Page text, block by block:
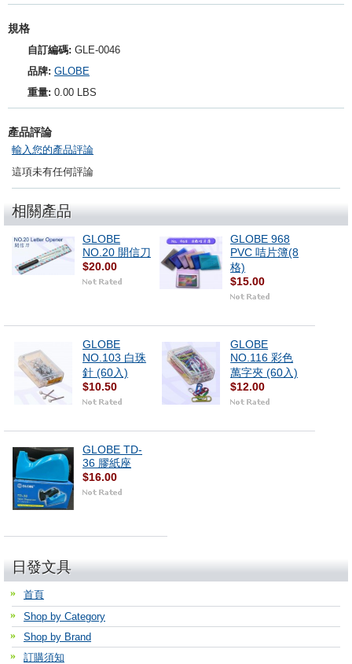
規格
自訂編碼: GLE-0046
品牌: GLOBE
重量: 0.00 LBS
產品評論
輸入您的產品評論
這項未有任何評論
相關產品
GLOBE
NO.20 開信刀
$20.00
GLOBE 968
PVC 咭片簿(8
格)
$15.00
GLOBE
NO.103 白珠
針 (60入)
$10.50
GLOBE
NO.116 彩色
萬字夾 (60入)
$12.00
GLOBE TD-
36 膠紙座
$16.00
日發文具
首頁
Shop by Category
Shop by Brand
訂購須知